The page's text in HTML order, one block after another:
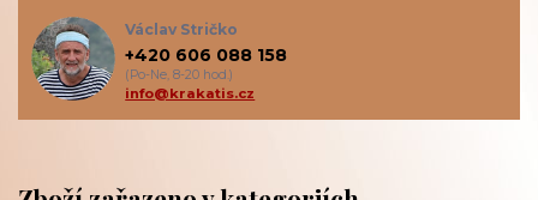
Václav Stričko
+420 606 088 158
(Po-Ne, 8-20 hod.)
info@krakatis.cz